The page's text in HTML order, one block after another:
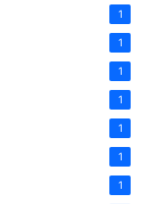
1
1
1
1
1
1
1